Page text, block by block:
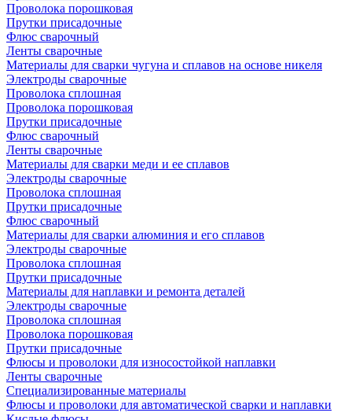
Проволока порошковая
Прутки присадочные
Флюс сварочный
Ленты сварочные
Материалы для сварки чугуна и сплавов на основе никеля
Электроды сварочные
Проволока сплошная
Проволока порошковая
Прутки присадочные
Флюс сварочный
Ленты сварочные
Материалы для сварки меди и ее сплавов
Электроды сварочные
Проволока сплошная
Прутки присадочные
Флюс сварочный
Материалы для сварки алюминия и его сплавов
Электроды сварочные
Проволока сплошная
Прутки присадочные
Материалы для наплавки и ремонта деталей
Электроды сварочные
Проволока сплошная
Проволока порошковая
Прутки присадочные
Флюсы и проволоки для износостойкой наплавки
Ленты сварочные
Специализированные материалы
Флюсы и проволоки для автоматической сварки и наплавки